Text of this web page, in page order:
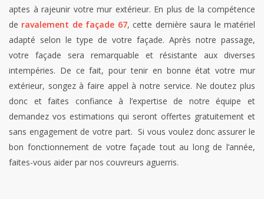
aptes à rajeunir votre mur extérieur. En plus de la compétence
de ravalement de façade 67, cette dernière saura le matériel
adapté selon le type de votre façade. Après notre passage,
votre façade sera remarquable et résistante aux diverses
intempéries. De ce fait, pour tenir en bonne état votre mur
extérieur, songez à faire appel à notre service. Ne doutez plus
donc et faites confiance à l’expertise de notre équipe et
demandez vos estimations qui seront offertes gratuitement et
sans engagement de votre part. Si vous voulez donc assurer le
bon fonctionnement de votre façade tout au long de l’année,
faites-vous aider par nos couvreurs aguerris.